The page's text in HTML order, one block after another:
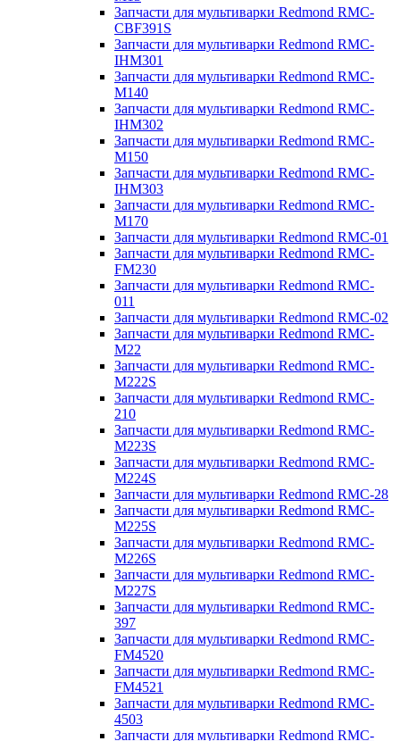
Запчасти для мультиварки Redmond RMC-
CBF391S
Запчасти для мультиварки Redmond RMC-
IHM301
Запчасти для мультиварки Redmond RMC-
M140
Запчасти для мультиварки Redmond RMC-
IHM302
Запчасти для мультиварки Redmond RMC-
M150
Запчасти для мультиварки Redmond RMC-
IHM303
Запчасти для мультиварки Redmond RMC-
M170
Запчасти для мультиварки Redmond RMC-01
Запчасти для мультиварки Redmond RMC-
FM230
Запчасти для мультиварки Redmond RMC-
011
Запчасти для мультиварки Redmond RMC-02
Запчасти для мультиварки Redmond RMC-
M22
Запчасти для мультиварки Redmond RMC-
M222S
Запчасти для мультиварки Redmond RMC-
210
Запчасти для мультиварки Redmond RMC-
M223S
Запчасти для мультиварки Redmond RMC-
M224S
Запчасти для мультиварки Redmond RMC-28
Запчасти для мультиварки Redmond RMC-
M225S
Запчасти для мультиварки Redmond RMC-
M226S
Запчасти для мультиварки Redmond RMC-
M227S
Запчасти для мультиварки Redmond RMC-
397
Запчасти для мультиварки Redmond RMC-
FM4520
Запчасти для мультиварки Redmond RMC-
FM4521
Запчасти для мультиварки Redmond RMC-
4503
Запчасти для мультиварки Redmond RMC-